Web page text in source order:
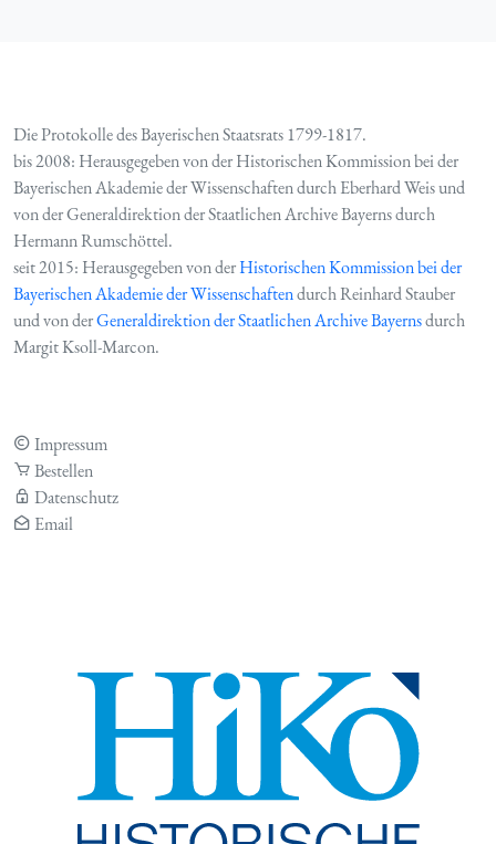
Die Protokolle des Bayerischen Staatsrats 1799-1817.
bis 2008: Herausgegeben von der Historischen Kommission bei der
Bayerischen Akademie der Wissenschaften durch Eberhard Weis und
von der Generaldirektion der Staatlichen Archive Bayerns durch
Hermann Rumschöttel.
seit 2015: Herausgegeben von derHistorischen Kommission bei der
Bayerischen Akademie der Wissenschaftendurch Reinhard Stauber
und von derGeneraldirektion der Staatlichen Archive Bayernsdurch
Margit Ksoll-Marcon.
Impressum
Bestellen
Datenschutz
Email